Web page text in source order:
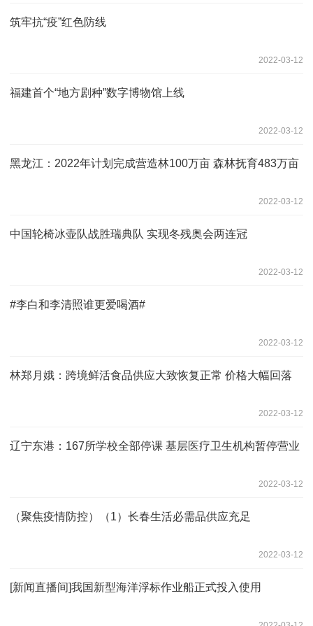
筑牢抗“疫”红色防线
2022-03-12
福建首个“地方剧种”数字博物馆上线
2022-03-12
黑龙江：2022年计划完成营造林100万亩 森林抚育483万亩
2022-03-12
中国轮椅冰壶队战胜瑞典队 实现冬残奥会两连冠
2022-03-12
#李白和李清照谁更爱喝酒#
2022-03-12
林郑月娥：跨境鲜活食品供应大致恢复正常 价格大幅回落
2022-03-12
辽宁东港：167所学校全部停课 基层医疗卫生机构暂停营业
2022-03-12
（聚焦疫情防控）（1）长春生活必需品供应充足
2022-03-12
[新闻直播间]我国新型海洋浮标作业船正式投入使用